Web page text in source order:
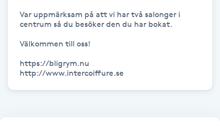
Hyaluronsyra
Hyperhidros
Var uppmärksam på att vi har två salonger i
centrum så du besöker den du har bokat.
Välkommen till oss!
https://bligrym.nu
http://www.intercoiffure.se